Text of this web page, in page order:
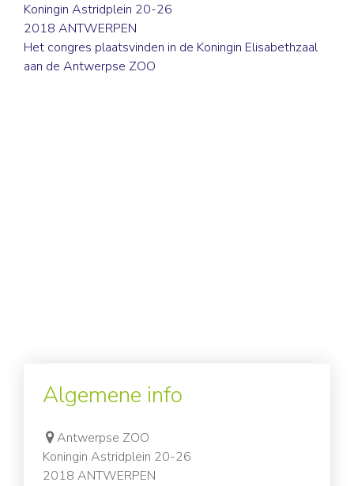
Koningin Astridplein 20-26
2018 ANTWERPEN
Het congres plaatsvinden in de Koningin Elisabethzaal
aan de Antwerpse ZOO
Algemene info
Antwerpse ZOO
Koningin Astridplein 20-26
2018 ANTWERPEN